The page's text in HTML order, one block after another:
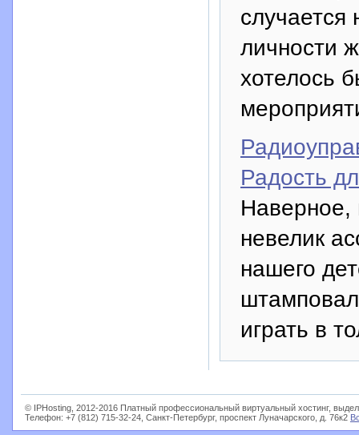
случается
личности
хотелось
Радость
Наверное,
невелик
нашего
играть в
© IPHosting, 2012-2016 Платный профессиональный виртуальный хостинг,
Телефон: +7 (812) 715-32-24, Санкт-Петербург, проспект Луначарского, д. 76к2